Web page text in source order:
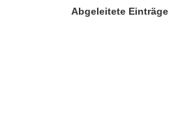
Abgeleitete Einträge